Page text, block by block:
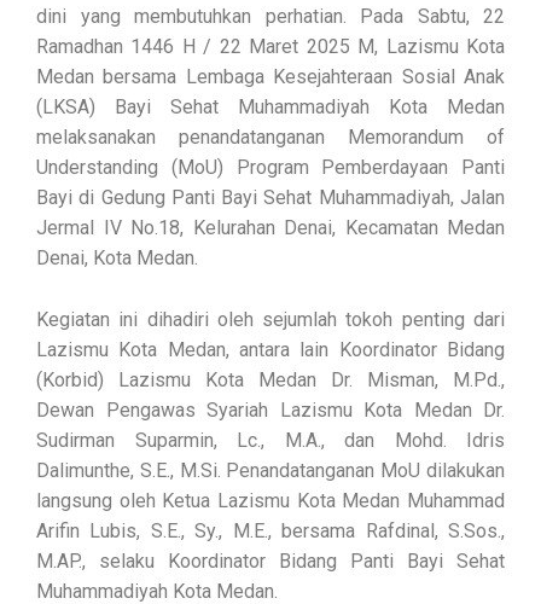
dini yang membutuhkan perhatian. Pada Sabtu, 22
Ramadhan 1446 H / 22 Maret 2025 M, Lazismu Kota
Medan bersama Lembaga Kesejahteraan Sosial Anak
(LKSA) Bayi Sehat Muhammadiyah Kota Medan
melaksanakan penandatanganan Memorandum of
Understanding (MoU) Program Pemberdayaan Panti
Bayi di Gedung Panti Bayi Sehat Muhammadiyah, Jalan
Jermal IV No.18, Kelurahan Denai, Kecamatan Medan
Denai, Kota Medan.
Kegiatan ini dihadiri oleh sejumlah tokoh penting dari
Lazismu Kota Medan, antara lain Koordinator Bidang
(Korbid) Lazismu Kota Medan Dr. Misman, M.Pd.,
Dewan Pengawas Syariah Lazismu Kota Medan Dr.
Sudirman Suparmin, Lc., M.A., dan Mohd. Idris
Dalimunthe, S.E., M.Si. Penandatanganan MoU dilakukan
langsung oleh Ketua Lazismu Kota Medan Muhammad
Arifin Lubis, S.E., Sy., M.E., bersama Rafdinal, S.Sos.,
M.AP., selaku Koordinator Bidang Panti Bayi Sehat
Muhammadiyah Kota Medan.